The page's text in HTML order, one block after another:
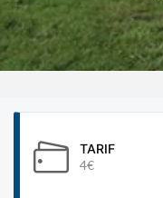
TARIF
4€